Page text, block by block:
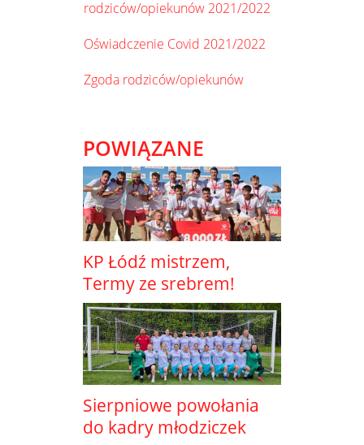
rodziców/opiekunów 2021/2022
Oświadczenie Covid 2021/2022
Zgoda rodziców/opiekunów
POWIĄZANE
KP Łódź mistrzem,
Termy ze srebrem!
Sierpniowe powołania
do kadry młodziczek